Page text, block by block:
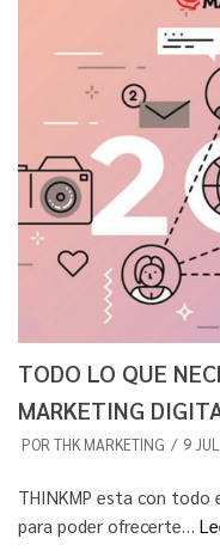
TODO LO QUE
MARKETING
POR THK MARKETING 9
THINKMP esta con todo
para poder ofrecerte…